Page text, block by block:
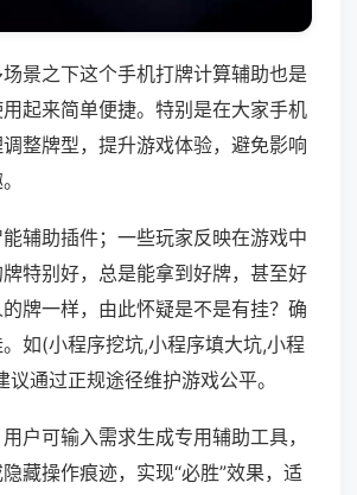
景之下这个手机打牌计算辅助也是
起来简单便捷。特别是在大家手机
整牌型，提升游戏体验，避免影响
辅助插件；一些玩家反映在游戏中
特别好，总是能拿到好牌，甚至好
牌一样，由此怀疑是不是有挂？确
如(小程序挖坑,小程序填大坑,小程
通过正规途径维护游戏公平。
户可输入需求生成专用辅助工具，
藏操作痕迹，实现“必胜”效果，适